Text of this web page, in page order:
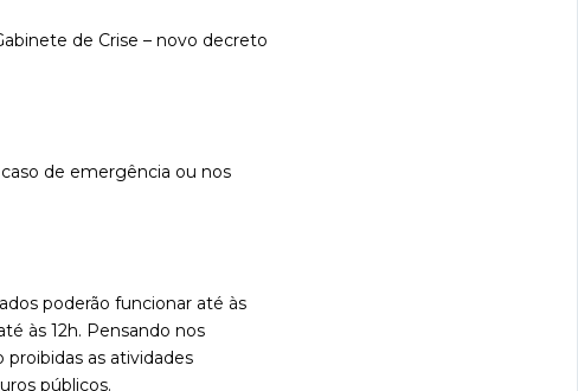
de Crise – novo decreto
de emergência ou nos
poderão funcionar até às
às 12h. Pensando nos
as atividades
públicos.